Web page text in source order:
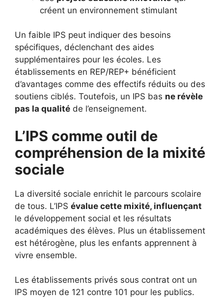
créent un environnement stimulant
Un faible IPS peut indiquer des besoins
spécifiques, déclenchant des aides
supplémentaires pour les écoles. Les
établissements en REP/REP+ bénéficient
d’avantages comme des effectifs réduits ou des
soutiens ciblés. Toutefois, un IPS bas ne révèle
pas la qualité de l’enseignement.
L’IPS comme outil de
compréhension de la mixité
sociale
La diversité sociale enrichit le parcours scolaire
de tous. L’IPS évalue cette mixité, influençant
le développement social et les résultats
académiques des élèves. Plus un établissement
est hétérogène, plus les enfants apprennent à
vivre ensemble.
Les établissements privés sous contrat ont un
IPS moyen de 121 contre 101 pour les publics.